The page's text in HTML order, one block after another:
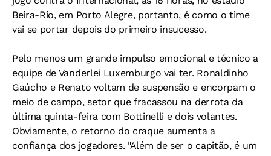
Beira-Rio, em Porto Alegre, portanto, é como o time
vai se portar depois do primeiro insucesso.
Pelo menos um grande impulso emocional e técnico a
equipe de Vanderlei Luxemburgo vai ter. Ronaldinho
Gaúcho e Renato voltam de suspensão e encorpam o
meio de campo, setor que fracassou na derrota da
última quinta-feira com Bottinelli e dois volantes.
Obviamente, o retorno do craque aumenta a
confiança dos jogadores. "Além de ser o capitão, é um